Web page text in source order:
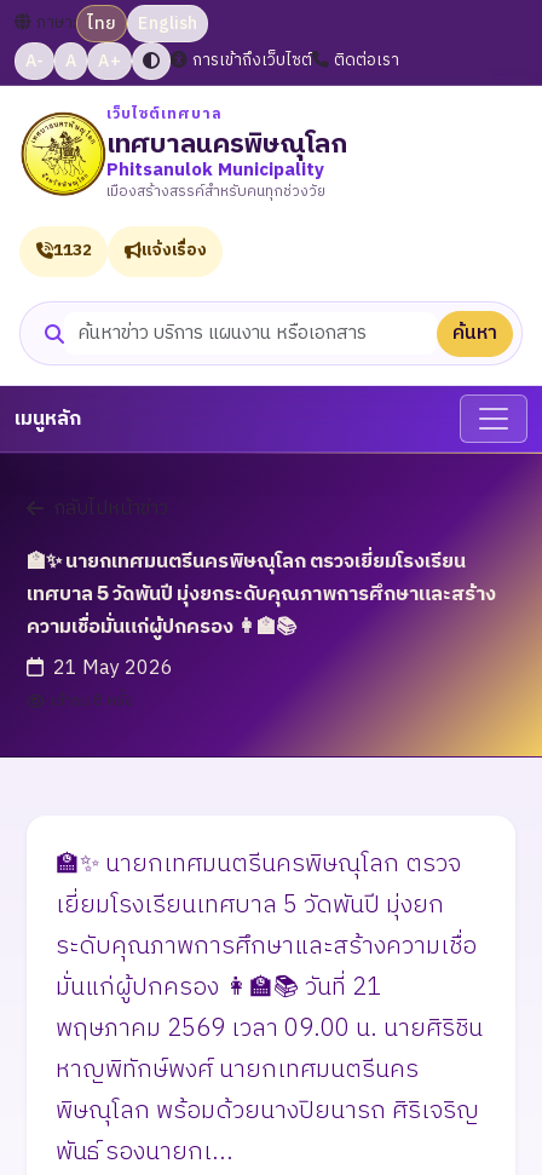
ภาษา: ไทย
English
A-
A A+ การเข้าถึงเว็บไซต์ ติดต่อเรา
เว็บไซต์เทศบาล
เทศบาลนครพิษณุโลก
Phitsanulok Municipality
เมืองสร้างสรรค์สำหรับคนทุกช่วงวัย
ค้นหาเว็บไซต์ ค้นหา
1132 แจ้งเรื่อง
เมนูหลัก
กลับไปหน้าข่าว
🏫✨ นายกเทศมนตรีนครพิษณุโลก ตรวจเยี่ยมโรงเรียน
เทศบาล 5 วัดพันปี มุ่งยกระดับคุณภาพการศึกษาและสร้าง
ความเชื่อมั่นแก่ผู้ปกครอง 👩‍🏫📚
21 May 2026
เข้าชม 8 ครั้ง
🏫✨ นายกเทศมนตรีนครพิษณุโลก ตรวจ
เยี่ยมโรงเรียนเทศบาล 5 วัดพันปี มุ่งยก
ระดับคุณภาพการศึกษาและสร้างความเชื่อ
มั่นแก่ผู้ปกครอง 👩‍🏫📚 วันที่ 21
พฤษภาคม 2569 เวลา 09.00 น. นายศิริชิน
หาญพิทักษ์พงศ์ นายกเทศมนตรีนคร
พิษณุโลก พร้อมด้วยนางปิยนารถ ศิริเจริญ
พันธ์ รองนายกเ...